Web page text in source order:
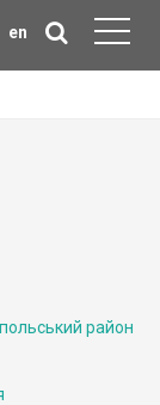
en
район